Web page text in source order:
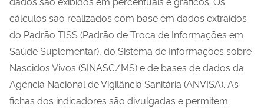
cálculos são realizados com base em dados extraídos
do Padrão TISS (Padrão de Troca de Informações em
Saúde Suplementar), do Sistema de Informações sobre
Nascidos Vivos (SINASC/MS) e de bases de dados da
Agência Nacional de Vigilância Sanitária (ANVISA). As
fichas dos indicadores são divulgadas e permitem